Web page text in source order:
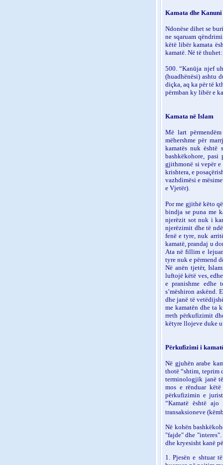
Kamata dhe
Ndonëse dihet se
ne sqaruam
këtë libër kamata
kamatë. Në të thuhet:
500. “Kanūja njef
(huadhënësi) ashtu
diçka, aq ka për të
përmban ky libër e
Kamata në Islam
Më lart
mëhershme për
kamatës nuk është
bashkëkohore,
gjithmonë si vepër e
krishtera, e
vazhdimësi e
e Vjetër).
Por me gjithë këto
bindja se puna me
njerëzit sot nuk i
njerëzimit dhe të
fenë e tyre, nuk
kamatë, prandaj u
Ata në fillim e
tyre nuk e përmend
Në anën tjetër,
luftojë këtë ves,
e pranishme edhe
s’mëshiron askënd.
dhe janë të
me kamatën dhe ta
rreth përkufizimit
këtyre llojeve duke u
Përkufizimi i
Në gjuhën arabe
thotë “shtim, teprim
terminologjik janë
mos e rënduar
përkufizimin e
“Kamatë është
transaksioneve
Në kohën
"fajde" dhe "interes".
dhe kryesisht kanë
1. Pjesën e shtuar